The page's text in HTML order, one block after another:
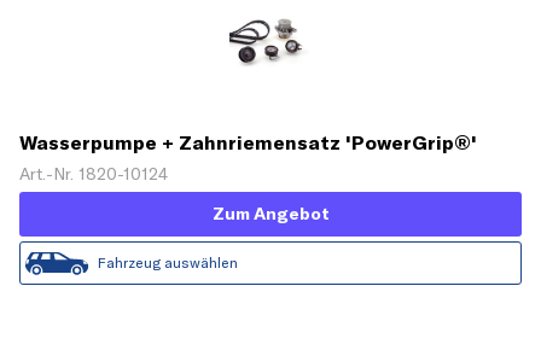
Wasserpumpe + Zahnriemensatz 'PowerGrip®'
Art.-Nr. 1820-10124
Zum Angebot
Fahrzeug auswählen